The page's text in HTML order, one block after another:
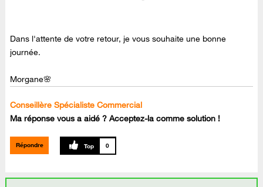
Dans l'attente de votre retour, je vous souhaite une bonne
journée.
Morgane🌸
Conseillère Spécialiste Commercial
Ma réponse vous a aidé ? Acceptez-la comme solution !
Répondre 0